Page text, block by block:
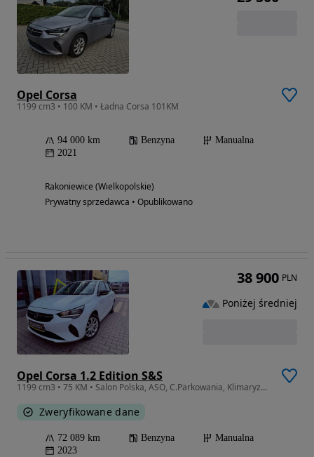
Opel Corsa
1199 cm3 • 100 KM • Ładna Corsa 101KM
94 000 km Benzyna
Manualna
2021
Rakoniewice (Wielkopolskie)
Prywatny sprzedawca • Opublikowano
Opel Corsa 1.2 Edition S&S
1199 cm3 • 75 KM • Salon Polska, ASO, C.Parkowania, Klimaryzacja, G.Kierownica, FVAT23%
Zweryfikowane dane
72 089 km Benzyna
Manualna
2023
38 900 PLN
Poniżej średniej